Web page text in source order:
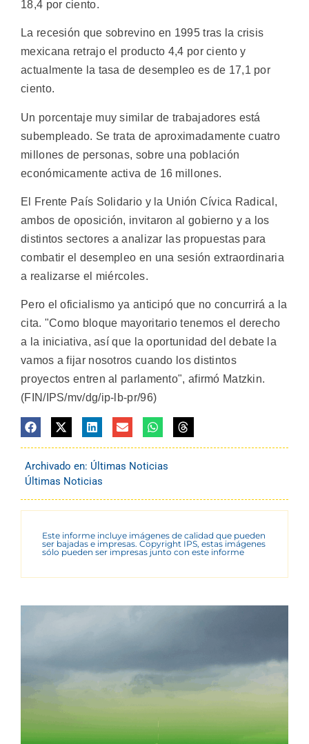
18,4 por ciento.
La recesión que sobrevino en 1995 tras la crisis
mexicana retrajo el producto 4,4 por ciento y
actualmente la tasa de desempleo es de 17,1 por
ciento.
Un porcentaje muy similar de trabajadores está
subempleado. Se trata de aproximadamente cuatro
millones de personas, sobre una población
económicamente activa de 16 millones.
El Frente País Solidario y la Unión Cívica Radical,
ambos de oposición, invitaron al gobierno y a los
distintos sectores a analizar las propuestas para
combatir el desempleo en una sesión extraordinaria
a realizarse el miércoles.
Pero el oficialismo ya anticipó que no concurrirá a la
cita. "Como bloque mayoritario tenemos el derecho
a la iniciativa, así que la oportunidad del debate la
vamos a fijar nosotros cuando los distintos
proyectos entren al parlamento", afirmó Matzkin.
(FIN/IPS/mv/dg/ip-lb-pr/96)
Archivado en: Últimas Noticias
Últimas Noticias
Este informe incluye imágenes de calidad que pueden
ser bajadas e impresas. Copyright IPS, estas imágenes
sólo pueden ser impresas junto con este informe